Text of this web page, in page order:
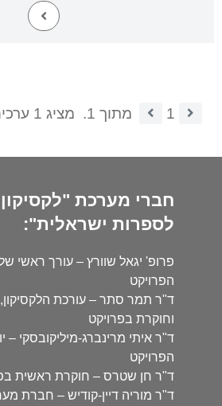
1 מתוך 1. מציג 1 ערכים.
חברי מערכת
לספרות ישראלית":
פרופ' יגאל שוורץ – עורך ראשי
הפרויקט
ד"ר תמר סתר – עורכת
וחוקרת בפרויקט
ד"ר איתי מרינברג-מיליקובסקי –
הפרויקט
ד"ר חן שטרס – חוקרת ראשית
ד"ר מוריה דיין-קודיש – חברת